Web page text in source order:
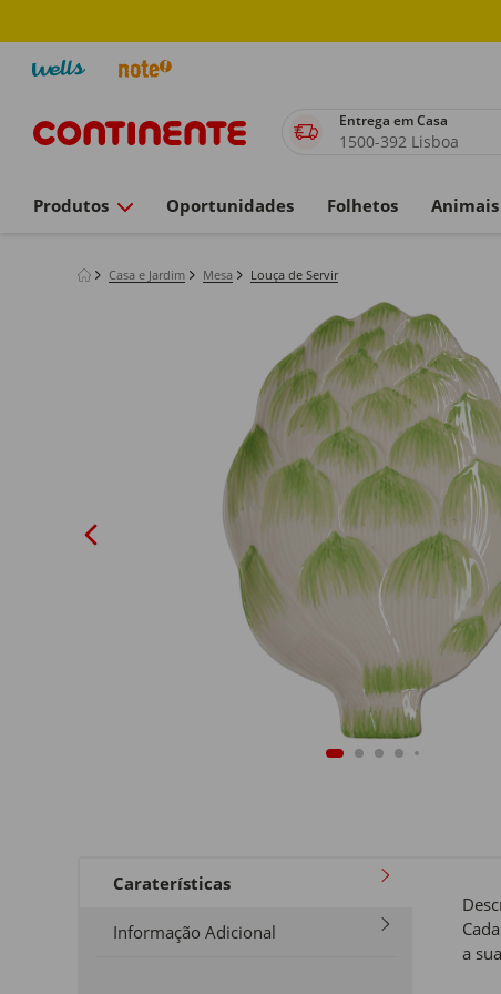
Entrega em Casa
1500-392 Lisboa
Produtos Oportunidades Folhetos Animais
Casa e Jardim Mesa Louça de Servir
Caraterísticas
Informação Adicional
a